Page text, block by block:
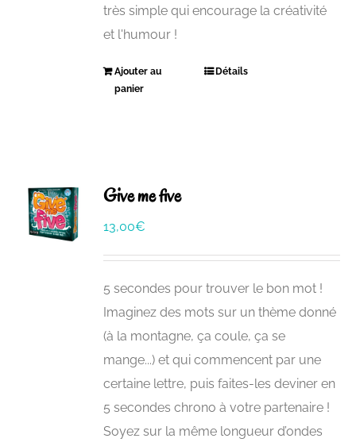
très simple qui encourage la créativité
et l'humour !
Ajouter au
panier
Détails
Give me five
13,00€
5 secondes pour trouver le bon mot !
Imaginez des mots sur un thème donné
(à la montagne, ça coule, ça se
mange...) et qui commencent par une
certaine lettre, puis faites-les deviner en
5 secondes chrono à votre partenaire !
Soyez sur la même longueur d’ondes